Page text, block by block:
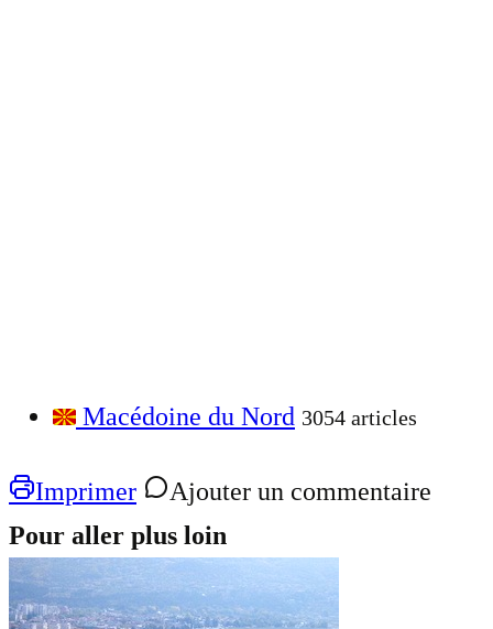
Macédoine du Nord 3054 articles
Imprimer
Ajouter un commentaire
Pour aller plus loin